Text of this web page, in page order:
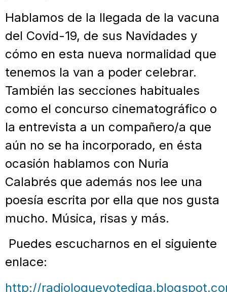
Hablamos de la llegada de la vacuna
del Covid-19, de sus Navidades y
cómo en esta nueva normalidad que
tenemos la van a poder celebrar.
También las secciones habituales
como el concurso cinematográfico o
la entrevista a un compañero/a que
aún no se ha incorporado, en ésta
ocasión hablamos con Nuria
Calabrés que además nos lee una
poesía escrita por ella que nos gusta
mucho. Música, risas y más.
Puedes escucharnos en el siguiente
enlace:
http://